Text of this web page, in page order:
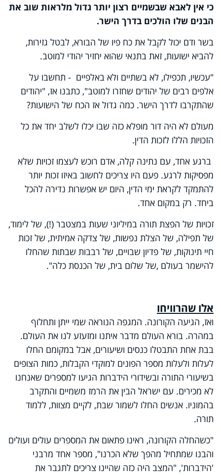
כי אין לאבא שבשמיים רצון יותר גדול מלראות שוב את
הבנים שלו הולכים בדרך הישר.
בשר ודם יכול לקבל את כח פיו של הבורא, לבטל גזירות,
להביא ישועות, זאת בתנאי שהוא יחזיר יהודי למוטב.
"עכשיו, תכפילו, לא בשתיים ולא באלפיים - תחשבו על
אלפים רבים של יהודים שחזרו למוטב", כתבנו אז, "יהודים
שהתקרבו לדרך הישר. כמה גדול אז הכח של הישועות?
מעולם לא היה דור מופלא כזה שבו יכלו לשלב יחד את כל
הזכויות הללו לזכות הדין.
ברגע אחד, עם נתינה קלה, אדם רוכש לעצמו זכויות שלא
מפסיקות לרגע. פעם היו צריכים לחשוב באיזו זכות יותר
להתמקד לקראת ימי הדין, היום יש אפשרות נדירה להכל
ביחד. רק במקום אחד.
זכויות של הפצת תורה במיליוני שעות במצטבר (!), של לימוד,
של תפילה, של הצלת נפשות, של צדקה אמיתית, של זכות
חיי תינוקות, של פדיון שבויים, של רבבות שבתות שהחלו
להישמר בעולם ,של שלום בית, של הכנסת כלה".
אלו שהרוויחו
ואז, הגיעה הקורונה. המגפה הנוראה שמי ייתן ותחלוף
במהרה. בורא העולם מדבר איתנו ומזעזע לנו את העולם.
בבת אחת התבטלו כנסים ושיעורים, אבל במקומם החלו
לעלות ולעלות מספר הפונים למוקדי הקבלות, כמות הצופים
בשיעורי התורה ובשידורי הידברות הגיעו למספרים שאנחנו
לא מכירים. עם ישראל הבין את הרמז משמיים והתקרב
בהמוניו. אנשים החלו לשמור שבת, לקיים מצוות, ללמוד
תורה.
"כשהחלה הקורונה, ראינו פתאום את המספרים עולים ועולים
והבנו שמתחיל מהפך שלא הכרנו", מספר אחד מרבני
'הידברות', "המצב היה כזה שהיינו צריכים לתגבר את